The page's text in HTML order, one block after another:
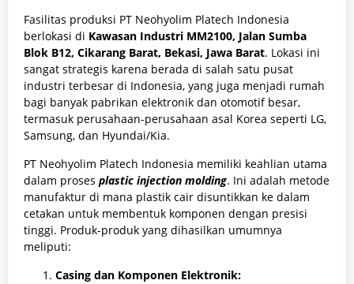
Fasilitas produksi PT Neohyolim Platech Indonesia
berlokasi di Kawasan Industri MM2100, Jalan Sumba
Blok B12, Cikarang Barat, Bekasi, Jawa Barat. Lokasi ini
sangat strategis karena berada di salah satu pusat
industri terbesar di Indonesia, yang juga menjadi rumah
bagi banyak pabrikan elektronik dan otomotif besar,
termasuk perusahaan-perusahaan asal Korea seperti LG,
Samsung, dan Hyundai/Kia.
PT Neohyolim Platech Indonesia memiliki keahlian utama
dalam proses plastic injection molding. Ini adalah metode
manufaktur di mana plastik cair disuntikkan ke dalam
cetakan untuk membentuk komponen dengan presisi
tinggi. Produk-produk yang dihasilkan umumnya
meliputi:
Casing dan Komponen Elektronik: